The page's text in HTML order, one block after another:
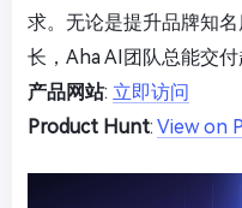
求。无论是提升品牌知
长，Aha AI团队总能交付
产品网站: 立即访问
Product Hunt: View on